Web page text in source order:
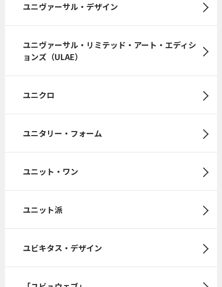
ユニヴァーサル・デザイン
ユニヴァーサル・リミテッド・アート・エディシ
ョンズ（ULAE）
ユニクロ
ユニタリー・フォーム
ユニット・ワン
ユニット派
ユビキタス・デザイン